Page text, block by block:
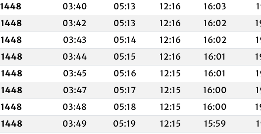
03:40 05:13 12:16 16:03
03:42 05:13 12:16 16:02
03:43 05:14 12:16 16:02
03:44 05:15 12:16 16:01
03:45 05:16 12:15 16:01
03:47 05:17 12:15 16:00
03:48 05:18 12:15 16:00
03:49 05:19 12:15 15:59